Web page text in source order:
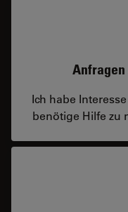
Ich habe
benötige Hilfe zu